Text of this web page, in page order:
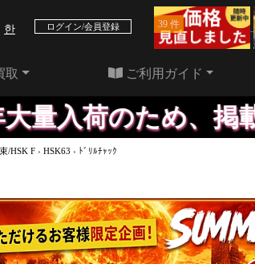
한
ログイン/会員登録 39 件
取 ご利用ガイド
め、掲載が間
/HSK F › HSK63 › ﾄﾞﾘﾙﾁｬｯｸ